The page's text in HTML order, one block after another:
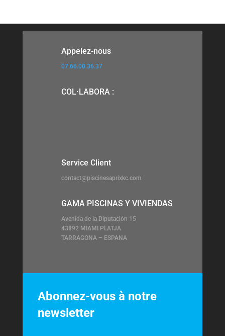
Appelez-nous
07.66.00.36.37
COL·LABORA :
Service Client
contact@piscinesaprixkc.com
GAMA PISCINAS Y VIVIENDAS
Avenida de la Diputación 15
43892 MIAMI PLATJA
TARRAGONA – ESPANA
Abonnez-vous à notre
newsletter